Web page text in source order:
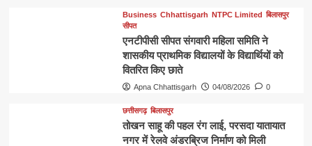
Business Chhattisgarh NTPC Limited बिलासपुर
सीपत
एनटीपीसी सीपत संगवारी महिला समिति ने
शासकीय प्राथमिक विद्यालयों के विद्यार्थियों को
वितरित किए छाते
Apna Chhattisgarh 04/08/2026 0
छत्तीसगढ़ बिलासपुर
तोखन साहू की पहल रंग लाई, परसदा यातायात
नगर में रेलवे अंडरब्रिज निर्माण को मिली